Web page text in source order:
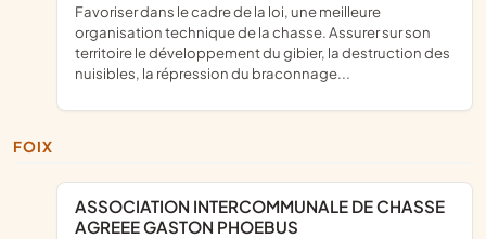
favoriser dans le cadre de la loi, une meilleure
organisation technique de la chasse. Assurer sur son
territoire le développement du gibier, la destruction des
nuisibles, la répression du braconnage...
FOIX
ASSOCIATION INTERCOMMUNALE DE CHASSE
AGREEE GASTON PHOEBUS